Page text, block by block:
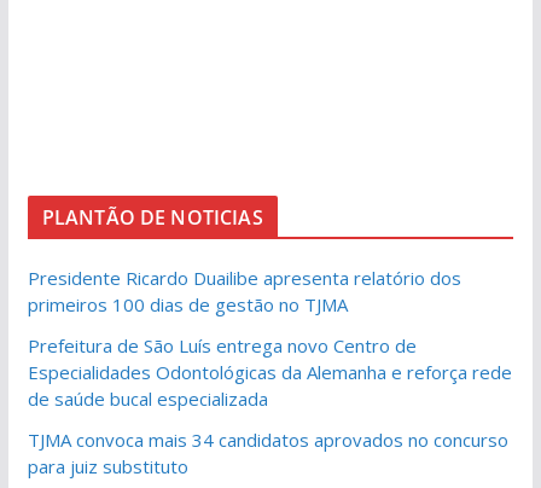
PLANTÃO DE NOTICIAS
Presidente Ricardo Duailibe apresenta relatório dos
primeiros 100 dias de gestão no TJMA
Prefeitura de São Luís entrega novo Centro de
Especialidades Odontológicas da Alemanha e reforça rede
de saúde bucal especializada
TJMA convoca mais 34 candidatos aprovados no concurso
para juiz substituto